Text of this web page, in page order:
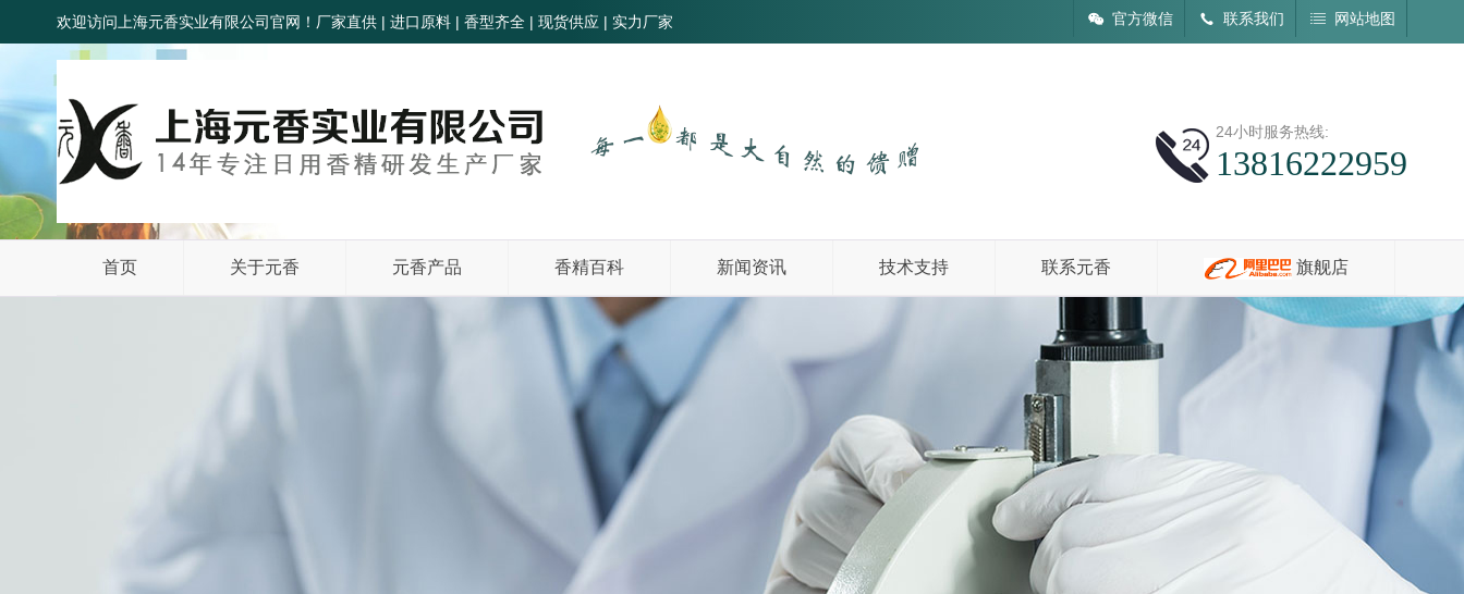
欢迎访问上海元香实业有限公司官网！厂家直供 | 进口原料 | 香型齐全 | 现货供应 | 实力厂家 官方微信 联系我们 网站地图
24小时服务热线:
13816222959
首页 关于元香 元香产品 香精百科 新闻资讯 技术支持 联系元香 旗舰店